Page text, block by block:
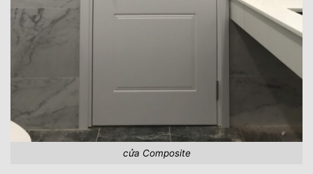
cửa Composite